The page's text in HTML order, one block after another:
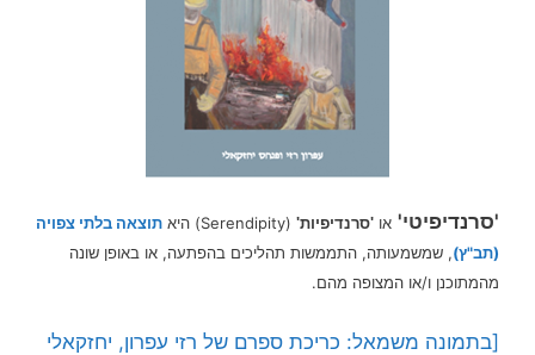
'סרנדיפיטי' או 'סרנדיפיות' (Serendipity) היא
תוצאה בלתי צפויה
(תב"ץ), שמשמעותה, התממשות תהליכים בהפתעה, או באופן שונה
מהמתוכנן ו/או המצופה מהם.
[בתמונה משמאל: כריכת ספרם של רזי עפרון, יחזקאלי